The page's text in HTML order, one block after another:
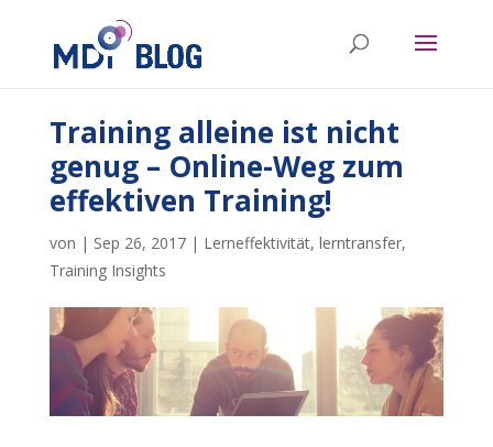
Training alleine ist nicht
genug – Online-Weg zum
effektiven Training!
von | Sep 26, 2017| Lerneffektivität, lerntransfer,
Training Insights